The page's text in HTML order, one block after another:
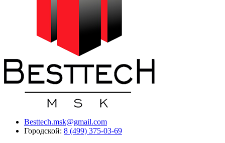
Besttech.msk@gmail.com
Городской: 8 (499) 375-03-69